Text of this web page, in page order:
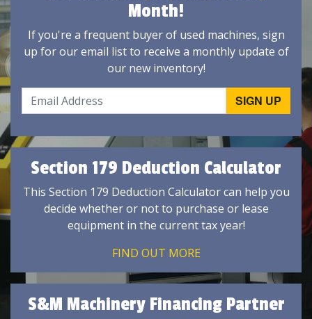
Month!
If you're a frequent buyer of used machines, sign
up for our email list to receive a monthly update of
our new inventory!
Section 179 Deduction Calculator
This Section 179 Deduction Calculator can help you
decide whether or not to purchase or lease
equipment in the current tax year!
FIND OUT MORE
S&M Machinery Financing Partner